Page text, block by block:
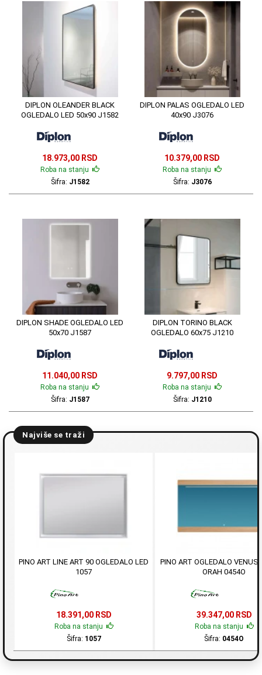
DIPLON OLEANDER BLACK
OGLEDALO LED 50x90 J1582
18.973,00 RSD
Roba na stanju
Šifra: J1582
DIPLON PALAS OGLEDALO LED
40x90 J3076
10.379,00 RSD
Roba na stanju
Šifra: J3076
DIPLON SHADE OGLEDALO LED
50x70 J1587
11.040,00 RSD
Roba na stanju
Šifra: J1587
DIPLON TORINO BLACK
OGLEDALO 60x75 J1210
9.797,00 RSD
Roba na stanju
Šifra: J1210
Najviše se traži
PINO ART LINE ART 90 OGLEDALO LED
1057
18.391,00 RSD
Roba na stanju
Šifra: 1057
PINO ART OGLEDALO VENUS
ORAH 0454O
39.347,00 RSD
Roba na stanju
Šifra: 0454O